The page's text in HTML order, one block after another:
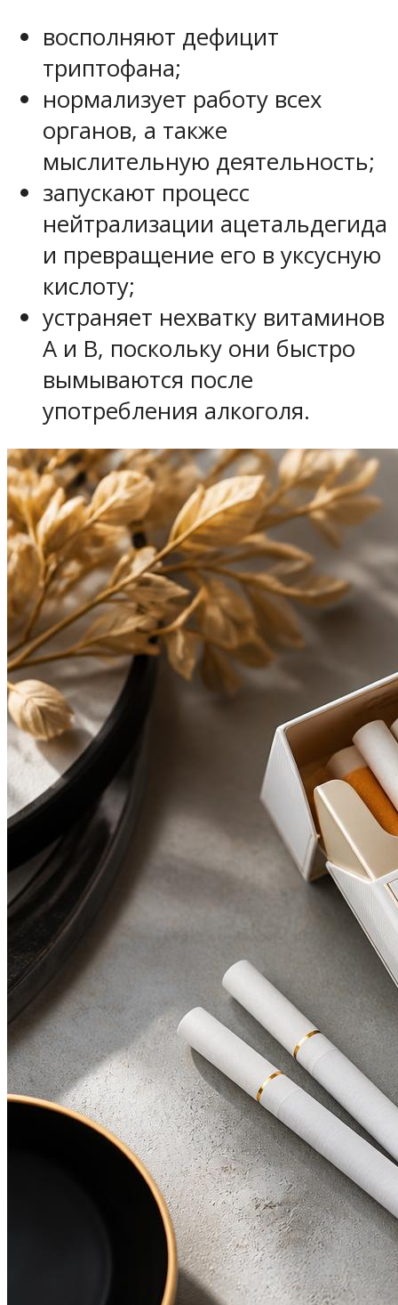
восполняют дефицит
триптофана;
нормализует работу всех
органов, а также
мыслительную деятельность;
запускают процесс
нейтрализации ацетальдегида
и превращение его в уксусную
кислоту;
устраняет нехватку витаминов
А и В, поскольку они быстро
вымываются после
употребления алкоголя.